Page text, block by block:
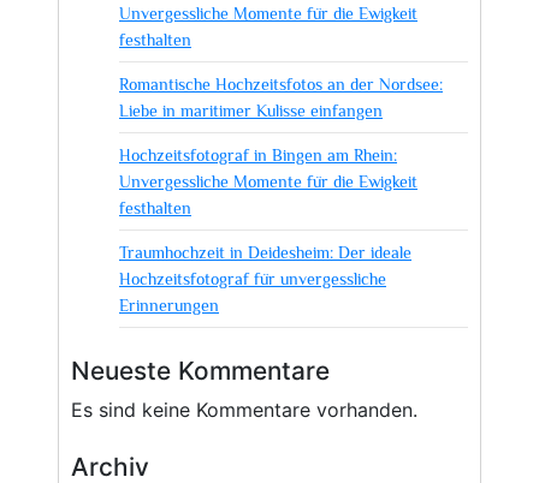
Unvergessliche Momente für die Ewigkeit
festhalten
Romantische Hochzeitsfotos an der Nordsee:
Liebe in maritimer Kulisse einfangen
Hochzeitsfotograf in Bingen am Rhein:
Unvergessliche Momente für die Ewigkeit
festhalten
Traumhochzeit in Deidesheim: Der ideale
Hochzeitsfotograf für unvergessliche
Erinnerungen
Neueste Kommentare
Es sind keine Kommentare vorhanden.
Archiv